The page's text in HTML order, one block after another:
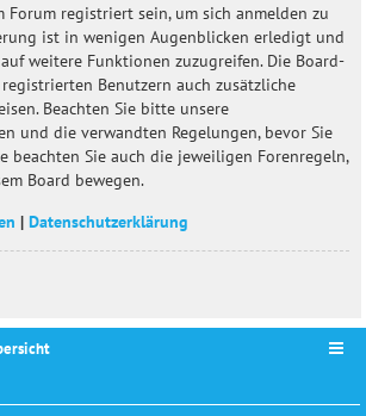
Forum registriert sein, um sich anmelden zu
ist in wenigen Augenblicken erledigt und
weitere Funktionen zuzugreifen. Die Board-
Benutzern auch zusätzliche
Beachten Sie bitte unsere
und die verwandten Regelungen, bevor Sie
beachten Sie auch die jeweiligen Forenregeln,
Board bewegen.
| Datenschutzerklärung